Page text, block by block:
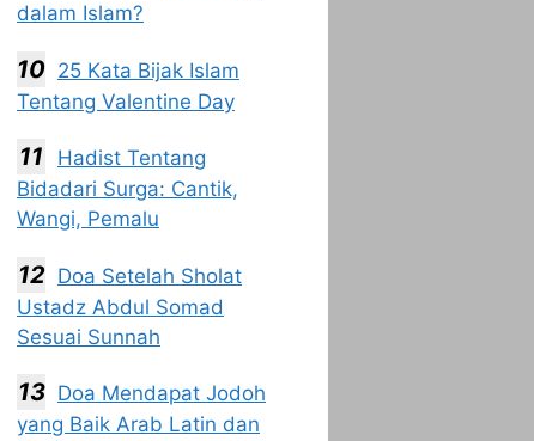
dalam Islam?
25 Kata Bijak Islam
Tentang Valentine Day
Hadist Tentang
Bidadari Surga: Cantik,
Wangi, Pemalu
Doa Setelah Sholat
Ustadz Abdul Somad
Sesuai Sunnah
Doa Mendapat Jodoh
yang Baik Arab Latin dan